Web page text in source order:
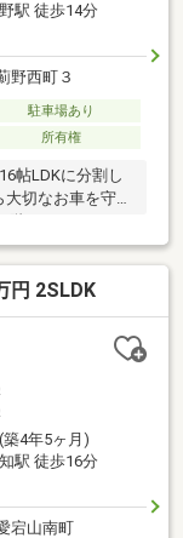
駅 徒歩14分
野西町３
駐車場あり
所有権
帖LDKに分割し
切なお車を守る
全居室6帖以上の
。周辺環境もス
。
円 2SLDK
築4年5ヶ月)
駅 徒歩16分
宕山南町